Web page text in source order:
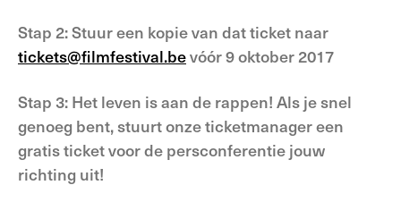
Stap 2: Stuur een kopie van dat ticket naar
tickets@filmfestival.bevóór 9 oktober 2017
Stap 3: Het leven is aan de rappen! Als je snel
genoeg bent, stuurt onze ticketmanager een
gratis ticket voor de persconferentie jouw
richting uit!